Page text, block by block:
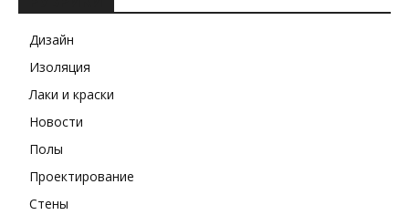
Дизайн
Изоляция
Лаки и краски
Новости
Полы
Проектирование
Стены